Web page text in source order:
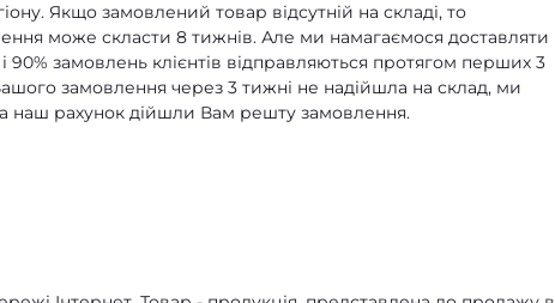
Якщо замовлений товар відсутній на складі, то
може скласти 8 тижнів. Але ми намагаємося доставляти
замовлень клієнтів відправляються протягом перших 3
замовлення через 3 тижні не надійшла на склад, ми
наш рахунок дійшли Вам решту замовлення.